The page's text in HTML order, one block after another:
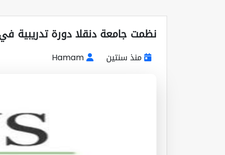
نظمت جامعة دنقلا دورة تدريبية
منذ سنتين